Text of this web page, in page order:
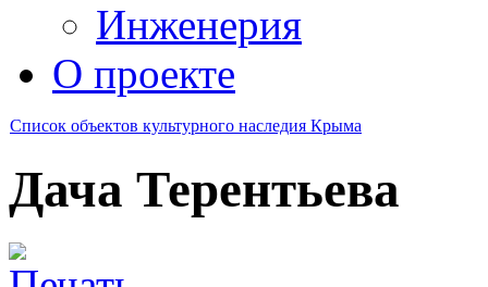
Инженерия
О проекте
Список объектов культурного наследия Крыма
Дача Терентьева